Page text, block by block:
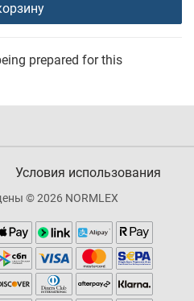
prepared for this
Условия использования
© 2026 NORMLEX